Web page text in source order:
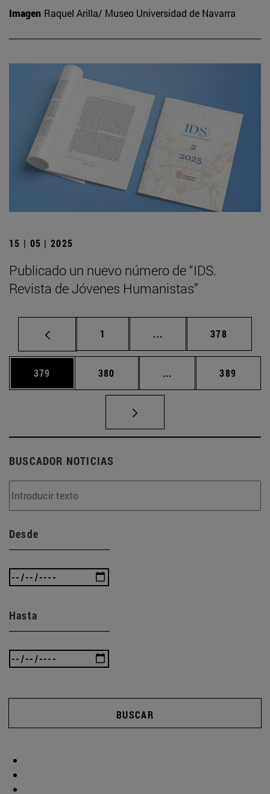
Imagen Raquel Arilla/ Museo Universidad de Navarra
15 | 05 | 2025
Publicado un nuevo número de “IDS.
Revista de Jóvenes Humanistas”
Página
1 ... Páginas intermedias
Página
378
Página
379 Página
380 ... Páginas intermedias
Página
389
BUSCADOR NOTICIAS
Desde
Hasta
BUSCAR